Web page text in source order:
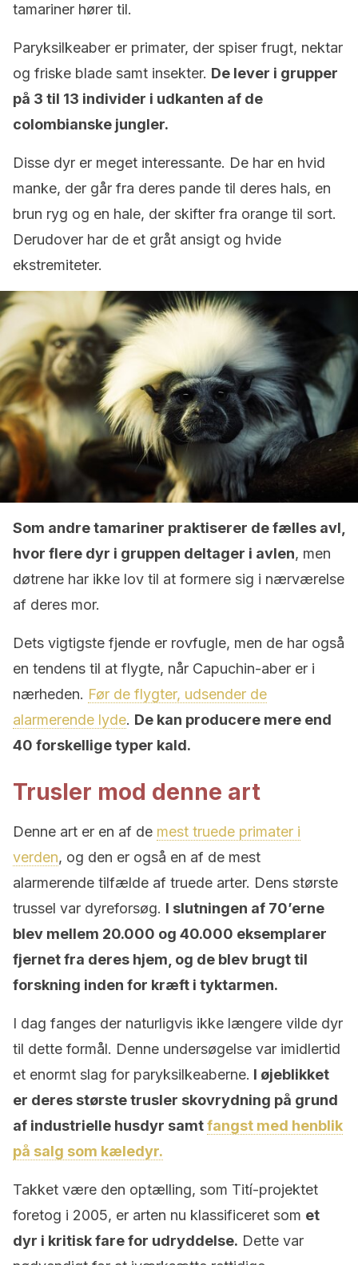
tamariner hører til.
Paryksilkeaber er primater, der spiser frugt, nektar
og friske blade samt insekter. De lever i grupper
på 3 til 13 individer i udkanten af ​​de
colombianske jungler.
Disse dyr er meget interessante. De har en hvid
manke, der går fra deres pande til deres hals, en
brun ryg og en hale, der skifter fra orange til sort.
Derudover har de et gråt ansigt og hvide
ekstremiteter.
Som andre tamariner praktiserer de fælles avl,
hvor flere dyr i gruppen deltager i avlen, men
døtrene har ikke lov til at formere sig i nærværelse
af deres mor.
Dets vigtigste fjende er rovfugle, men de har også
en tendens til at flygte, når Capuchin-aber er i
nærheden. Før de flygter, udsender de
alarmerende lyde. De kan producere mere end
40 forskellige typer kald.
Trusler mod denne art
Denne art er en af ​​de mest truede primater i
verden, og den er også en af ​​de mest
alarmerende tilfælde af truede arter. Dens største
trussel var dyreforsøg. I slutningen af ​​70’erne
blev mellem 20.000 og 40.000 eksemplarer
fjernet fra deres hjem, og de blev brugt til
forskning inden for kræft i tyktarmen.
I dag fanges der naturligvis ikke længere vilde dyr
til dette formål. Denne undersøgelse var imidlertid
et enormt slag for paryksilkeaberne. I øjeblikket
er deres største trusler skovrydning på grund
af industrielle husdyr samtfangst med henblik
på salg som kæledyr.
Takket være den optælling, som Tití-projektet
foretog i 2005, er arten nu klassificeret som et
dyr i kritisk fare for udryddelse. Dette var